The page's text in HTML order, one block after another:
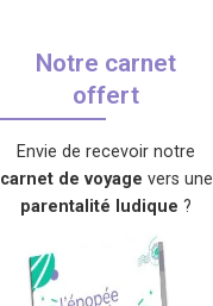
Notre carnet
offert
Envie de recevoir notre
carnet de voyage vers une
parentalité ludique ?